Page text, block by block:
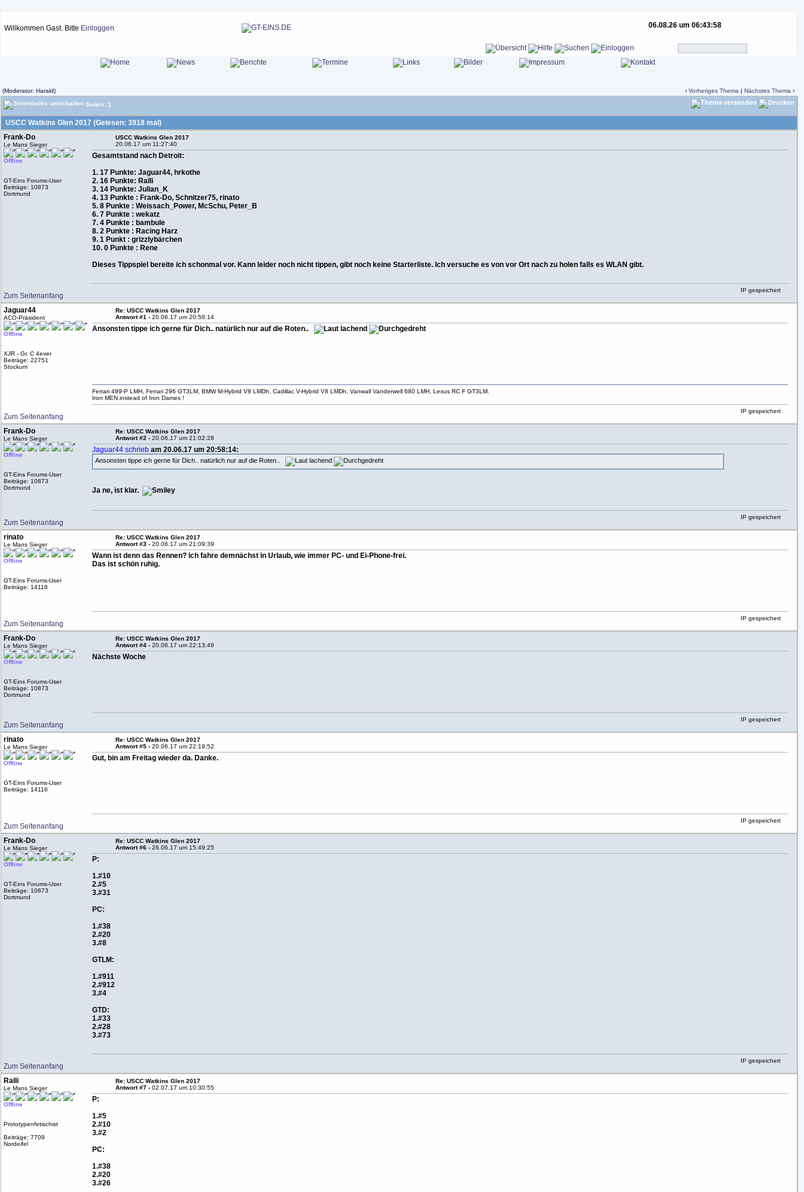
Willkommen Gast. Bitte Einloggen 06.08.26 um 06:43:58
(Moderator: Harald) ‹ Vorheriges Thema | Nächstes Thema ›
Seiten: 1
USCC Watkins Glen 2017 (Gelesen: 3918 mal)
Frank-Do
Le Mans Sieger
Offline
GT-Eins Forums-User
Beiträge: 10873
Dortmund
USCC Watkins Glen 2017
20.06.17 um 11:27:40
Gesamtstand nach Detroit:
1. 17 Punkte: Jaguar44, hrkothe
2. 16 Punkte: Ralli
3. 14 Punkte: Julian_K
4. 13 Punkte : Frank-Do, Schnitzer75, rinato
5. 8 Punkte : Weissach_Power, McSchu, Peter_B
6. 7 Punkte : wekatz
7. 4 Punkte : bambule
8. 2 Punkte : Racing Harz
9. 1 Punkt : grizzlybärchen
10. 0 Punkte : Rene
Dieses Tippspiel bereite ich schonmal vor. Kann leider noch nicht tippen, gibt noch keine Starterliste. Ich versuche es von vor Ort nach zu holen falls es WLAN gibt.
Zum Seitenanfang
IP gespeichert
Jaguar44
ACO-Präsident
Offline
XJR - Gr. C 4ever
Beiträge: 22751
Stockum
Re: USCC Watkins Glen 2017
Antwort #1 -20.06.17 um 20:58:14
Ansonsten tippe ich gerne für Dich.. natürlich nur auf die Roten..
Zum Seitenanfang
Ferrari 499-P LMH, Ferrari 296 GT3LM, BMW M-Hybrid V8 LMDh, Cadillac V-Hybrid V8 LMDh, Vanwall Vanderwell 680 LMH, Lexus RC F GT3LM.
Iron MEN.instead of Iron Dames !
IP gespeichert
Frank-Do
Le Mans Sieger
Offline
GT-Eins Forums-User
Beiträge: 10873
Dortmund
Re: USCC Watkins Glen 2017
Antwort #2 -20.06.17 um 21:02:28
Jaguar44 schrieb am 20.06.17 um 20:58:14:
Ansonsten tippe ich gerne für Dich.. natürlich nur auf die Roten..
Ja ne, ist klar.
Zum Seitenanfang
IP gespeichert
rinato
Le Mans Sieger
Offline
GT-Eins Forums-User
Beiträge: 14116
Re: USCC Watkins Glen 2017
Antwort #3 -20.06.17 um 21:09:39
Wann ist denn das Rennen? Ich fahre demnächst in Urlaub, wie immer PC- und Ei-Phone-frei.
Das ist schön ruhig.
Zum Seitenanfang
IP gespeichert
Frank-Do
Le Mans Sieger
Offline
GT-Eins Forums-User
Beiträge: 10873
Dortmund
Re: USCC Watkins Glen 2017
Antwort #4 -20.06.17 um 22:13:49
Nächste Woche
Zum Seitenanfang
IP gespeichert
rinato
Le Mans Sieger
Offline
GT-Eins Forums-User
Beiträge: 14116
Re: USCC Watkins Glen 2017
Antwort #5 -20.06.17 um 22:19:52
Gut, bin am Freitag wieder da. Danke.
Zum Seitenanfang
IP gespeichert
Frank-Do
Le Mans Sieger
Offline
GT-Eins Forums-User
Beiträge: 10873
Dortmund
Re: USCC Watkins Glen 2017
Antwort #6 -26.06.17 um 15:49:25
P:
1.#10
2.#5
3.#31
PC:
1.#38
2.#20
3.#8
GTLM:
1.#911
2.#912
3.#4
GTD:
1.#33
2.#28
3.#73
Zum Seitenanfang
IP gespeichert
Ralli
Le Mans Sieger
Offline
Prototypenfetischist
Beiträge: 7709
Nordeifel
Re: USCC Watkins Glen 2017
Antwort #7 -02.07.17 um 10:30:55
P:
1.#5
2.#10
3.#2
PC:
1.#38
2.#20
3.#26